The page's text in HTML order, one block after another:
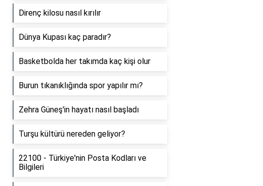
Direnç kilosu nasıl kırılır
Dünya Kupası kaç paradır?
Basketbolda her takımda kaç kişi olur
Burun tıkanıklığında spor yapılır mı?
Zehra Güneş'in hayatı nasıl başladı
Turşu kültürü nereden geliyor?
22100 - Türkiye'nin Posta Kodları ve
Bilgileri